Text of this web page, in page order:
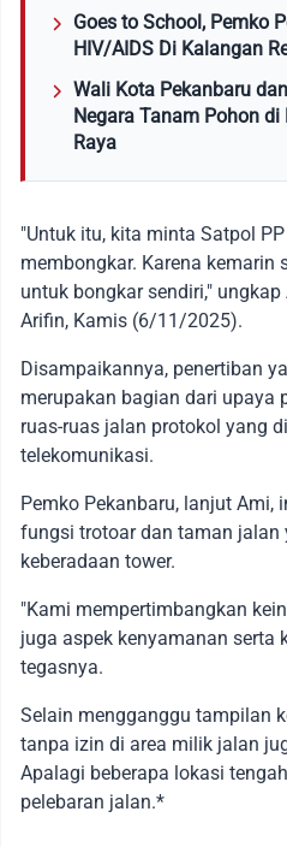
Goes to School, Pemko
HIV/AIDS Di Kalangan
Wali Kota Pekanbaru
Negara Tanam Pohon
Raya
"Untuk itu, kita minta Satpol
membongkar. Karena kemarin
untuk bongkar sendiri,"
Arifin, Kamis (6/11/2025).
Disampaikannya, penertiban
merupakan bagian dari upaya
ruas-ruas jalan protokol yang
telekomunikasi.
Pemko Pekanbaru, lanjut Ami,
fungsi trotoar dan taman jalan
keberadaan tower.
"Kami mempertimbangkan
juga aspek kenyamanan serta
tegasnya.
Selain mengganggu tampilan
tanpa izin di area milik jalan
Apalagi beberapa lokasi
pelebaran jalan.*